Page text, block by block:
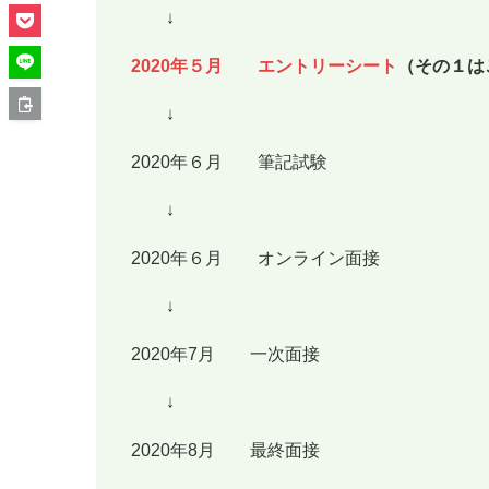
↓
2020年５月 エントリーシート （その１
↓
2020年６月 筆記試験
↓
2020年６月 オンライン面接
↓
2020年7月 一次面接
↓
2020年8月 最終面接